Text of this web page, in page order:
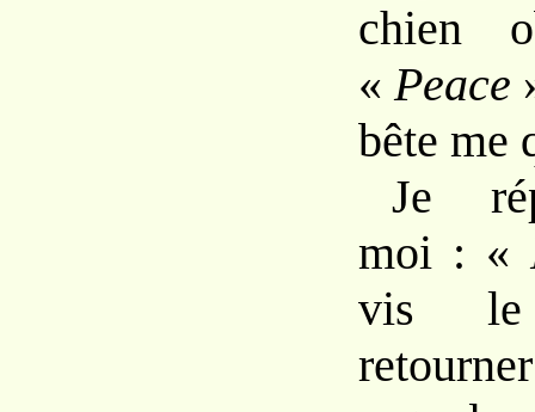
chien
«Peace
bête me
Je
moi : «
vis